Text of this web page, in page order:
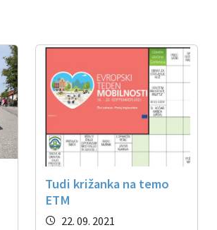
Tudi križanka na temo
ETM
22. 09. 2021